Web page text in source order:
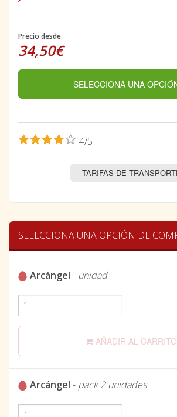
Precio desde
34,50€
SELECCIONA UNA
4/5
TARIFAS DE
SELECCIONA UNA OPCIÓN DE
Arcángel - unidad
AÑADIR AL CARRITO
Arcángel - pack 2 unidades